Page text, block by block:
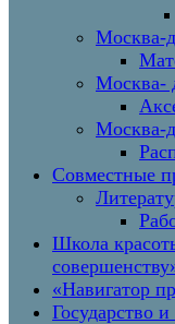
Москва-
Москва-
Москва-
Совместные
Школа
«Навигатор
Государство